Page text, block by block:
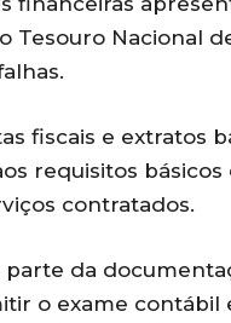
Tesouro Nacional
fiscais e extratos
requisitos
contratados.
da
o exame contábil